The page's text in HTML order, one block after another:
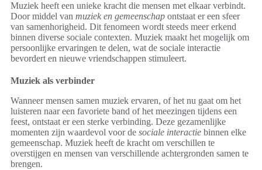
Muziek heeft een unieke kracht die mensen met elkaar verbindt.
Door middel van muziek en gemeenschap ontstaat er een sfeer
van samenhorigheid. Dit fenomeen wordt steeds meer erkend
binnen diverse sociale contexten. Muziek maakt het mogelijk om
persoonlijke ervaringen te delen, wat de sociale interactie
bevordert en nieuwe vriendschappen stimuleert.
Muziek als verbinder
Wanneer mensen samen muziek ervaren, of het nu gaat om het
luisteren naar een favoriete band of het meezingen tijdens een
feest, ontstaat er een sterke verbinding. Deze gezamenlijke
momenten zijn waardevol voor de sociale interactie binnen elke
gemeenschap. Muziek heeft de kracht om verschillen te
overstijgen en mensen van verschillende achtergronden samen te
brengen.